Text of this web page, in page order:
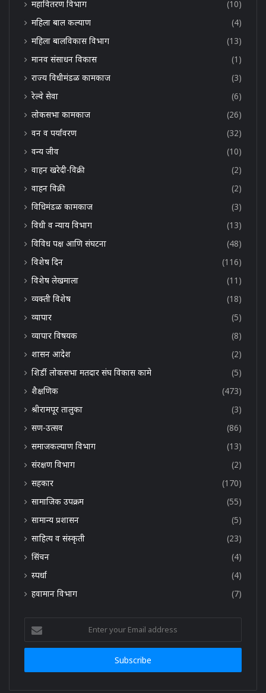
महावितरण विभाग
(10)
महिला बाल कल्याण
(4)
महिला बालविकास विभाग
(13)
मानव संसाधन विकास
(1)
राज्य विधीमंडळ कामकाज
(3)
रेल्वे सेवा
(6)
लोकसभा कामकाज
(26)
वन व पर्यावरण
(32)
वन्य जीव
(10)
वाहन खरेदी-विक्री
(2)
वाहन विक्री
(2)
विधिमंडळ कामकाज
(3)
विधी व न्याय विभाग
(13)
विविध पक्ष आणि संघटना
(48)
विशेष दिन
(116)
विशेष लेखमाला
(11)
व्यक्ती विशेष
(18)
व्यापार
(5)
व्यापार विषयक
(8)
शासन आदेश
(2)
शिर्डी लोकसभा मतदार संघ विकास कामे
(5)
शैक्षणिक
(473)
श्रीरामपूर तालुका
(3)
सण-उत्सव
(86)
समाजकल्याण विभाग
(13)
संरक्षण विभाग
(2)
सहकार
(170)
सामाजिक उपक्रम
(55)
सामान्य प्रशासन
(5)
साहित्य व संस्कृती
(23)
सिंचन
(4)
स्पर्धा
(4)
हवामान विभाग
(7)
your
Email